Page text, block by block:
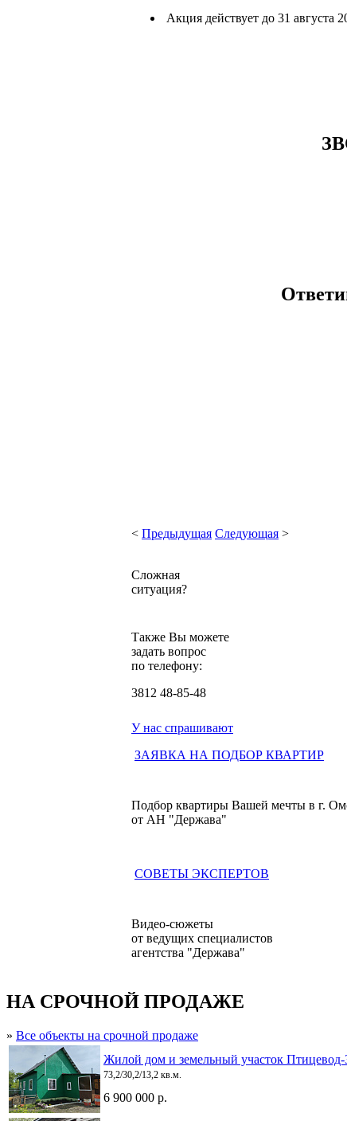
Акция действует до 31 августа
< Предыдущая Следующая >
Сложная
ситуация?
Также Вы можете
задать вопрос
по телефону:
3812 48-85-48
У нас спрашивают
ЗАЯВКА НА ПОДБОР КВАРТИР
Подбор квартиры Вашей мечты в г.
от АН "Держава"
СОВЕТЫ ЭКСПЕРТОВ
Видео-сюжеты
от ведущих специалистов
агентства "Держава"
НА СРОЧНОЙ ПРОДАЖЕ
» Все объекты на срочной продаже
Жилой дом и земельный участок Птицевод-
73,2/30,2/13,2 кв.м.
6 900 000 р.